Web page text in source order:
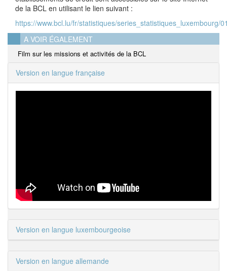
de la BCL en utilisant le lien suivant :
https://www.bcl.lu/fr/statistiques/series_statistiques_luxembourg/
A VOIR ÉGALEMENT
Film sur les missions et activités de la BCL
Version en langue française
Version en langue luxembourgeoise
Version en langue allemande